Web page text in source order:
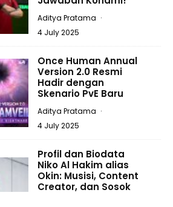
Aditya Pratama ·
4 July 2025
Once Human Annual
Version 2.0 Resmi
Hadir dengan
Skenario PvE Baru
Aditya Pratama ·
4 July 2025
Profil dan Biodata
Niko Al Hakim alias
Okin: Musisi, Content
Creator, dan Sosok